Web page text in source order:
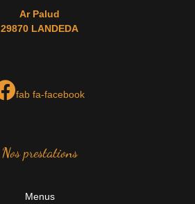
Ar Palud
29870 LANDEDA
fab fa-facebook
Nos prestations
Menus